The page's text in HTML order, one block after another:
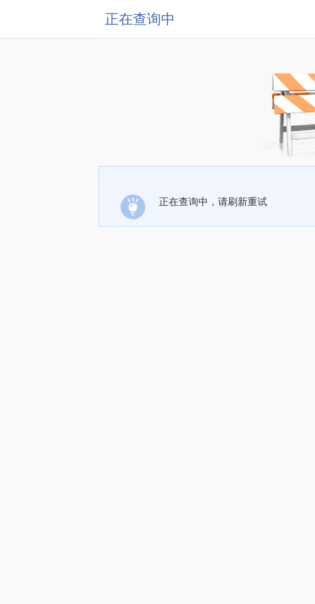
正在查询中
正在查询中，请刷新重试